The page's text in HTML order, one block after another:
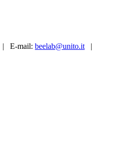
| E-mail: beelab@unito.it |